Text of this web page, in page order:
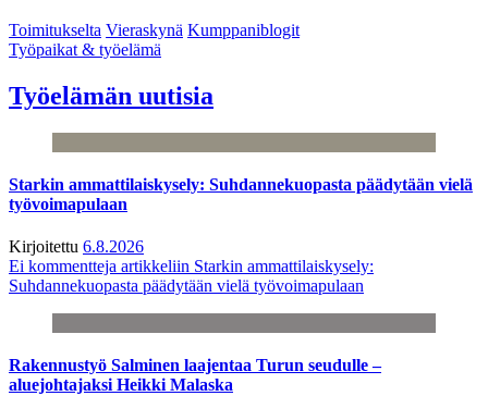
Toimitukselta Vieraskynä Kumppaniblogit
Työpaikat & työelämä
Työelämän uutisia
Starkin ammattilaiskysely: Suhdannekuopasta päädytään vielä
työvoimapulaan
Kirjoitettu 6.8.2026
Ei kommentteja artikkeliin Starkin ammattilaiskysely:
Suhdannekuopasta päädytään vielä työvoimapulaan
Rakennustyö Salminen laajentaa Turun seudulle –
aluejohtajaksi Heikki Malaska